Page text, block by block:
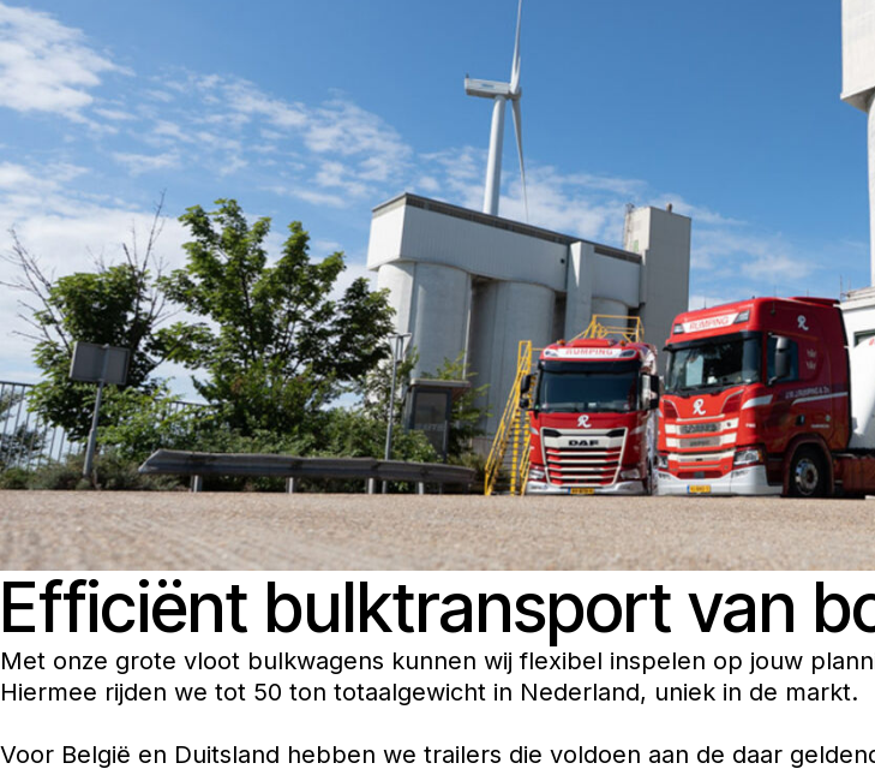
Efficiënt bulktransport van
Met onze grote vloot bulkwagens kunnen wij flexibel inspelen op jouw
Hiermee rijden we tot 50 ton totaalgewicht in Nederland, uniek in de markt.
Voor België en Duitsland hebben we trailers die voldoen aan de daar